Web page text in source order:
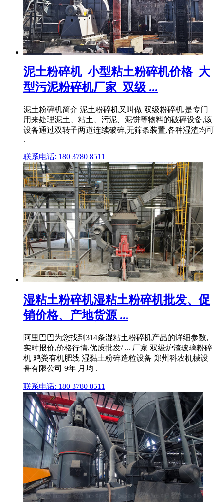
泥土粉碎机_小型粘土粉碎机价格_大
型污泥粉碎机厂家_双级 ...
泥土粉碎机简介 泥土粉碎机又叫做 双级粉碎机,是专门
用来处理泥土、粘土、污泥、泥饼等物料的破碎设备,该
设备通过双转子两道连续破碎,无筛条装置,各种湿渣均可
.
联系电话: 180 3780 8511
湿粘土粉碎机湿粘土粉碎机批发、促
销价格、产地货源 ...
阿里巴巴为您找到314条湿粘土粉碎机产品的详细参数,
实时报价,价格行情,优质批发/ ... 厂家 双级炉渣玻璃粉碎
机 鸡粪有机肥线 湿黏土粉碎造粒设备 郑州科农机械设
备有限公司 9年 月均 .
联系电话: 180 3780 8511